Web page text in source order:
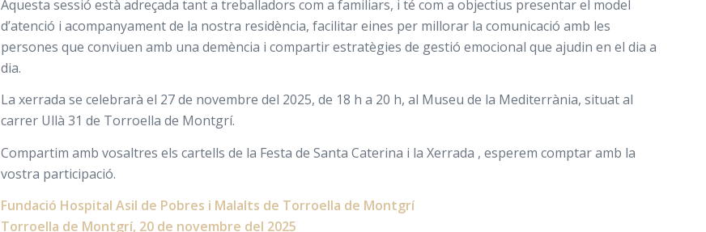
Aquesta sessió està adreçada tant a treballadors com a familiars, i té com a objectius presentar el model
d’atenció i acompanyament de la nostra residència, facilitar eines per millorar la comunicació amb les
persones que conviuen amb una demència i compartir estratègies de gestió emocional que ajudin en el dia a
dia.
La xerrada se celebrarà el 27 de novembre del 2025, de 18 h a 20 h, al Museu de la Mediterrània, situat al
carrer Ullà 31 de Torroella de Montgrí.
Compartim amb vosaltres els cartells de la Festa de Santa Caterina i la Xerrada , esperem comptar amb la
vostra participació.
Fundació Hospital Asil de Pobres i Malalts de Torroella de Montgrí
Torroella de Montgrí, 20 de novembre del 2025